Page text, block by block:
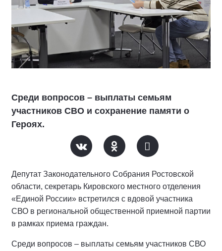
Среди вопросов – выплаты семьям
участников СВО и сохранение памяти о
Героях.
Депутат Законодательного Собрания Ростовской
области, секретарь Кировского местного отделения
«Единой России» встретился с вдовой участника
СВО в региональной общественной приемной партии
в рамках приема граждан.
Среди вопросов – выплаты семьям участников СВО